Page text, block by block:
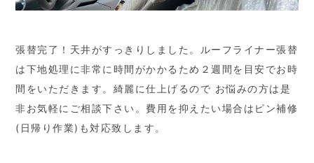
張替完了！天井がすっきりしました。ルーフライナー張替
は下地処理に非常に時間がかかるため２週間を目安でお時
間をいただきます。綺麗に仕上げるので お悩みの方は是
非お気軽にご相談下さい。費用を抑えたい場合はピン補修
(日帰り作業)も対応致します。